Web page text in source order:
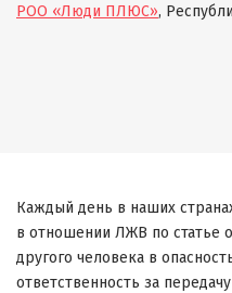
РОО «Люди ПЛЮС»,
Каждый день в наших
в отношении ЛЖВ по статье
другого человека в
ответственность за